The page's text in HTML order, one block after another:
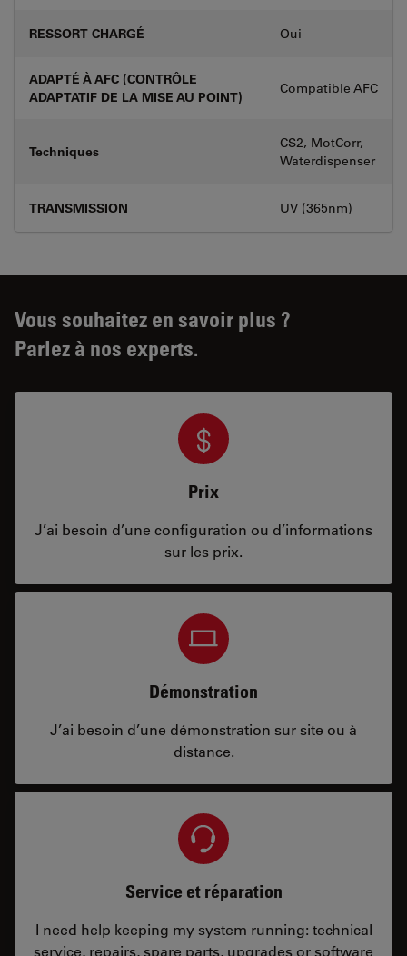
RESSORT CHARGÉ Oui
ADAPTÉ À AFC (CONTRÔLE
ADAPTATIF DE LA MISE AU POINT)
Compatible AFC
Techniques
CS2, MotCorr,
Waterdispenser
TRANSMISSION UV (365nm)
Vous souhaitez en savoir plus ?
Parlez à nos experts.
Prix
J’ai besoin d’une configuration ou d’informations
sur les prix.
Démonstration
J’ai besoin d’une démonstration sur site ou à
distance.
Service et réparation
I need help keeping my system running: technical
service, repairs, spare parts, upgrades or software